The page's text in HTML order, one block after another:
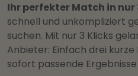
Ihr perfekter Match in nur
schnell und unkompliziert
suchen. Mit nur 3 Klicks
Anbieter: Einfach drei
sofort passende